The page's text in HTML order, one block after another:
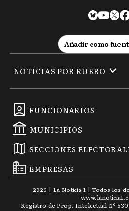
Añadir como
FUNCIONARIOS
MUNICIPIOS
SECCIONES
EMPRESAS
NOTICIAS POR RUBRO
2026 | La Noticia 1 | Todos los
www.
Registro de Prop. Intelectual Nº